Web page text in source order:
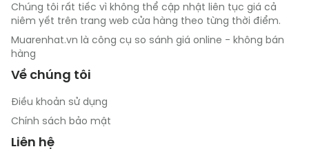
Về chúng tôi
Điều khoản sử dụng
Chính sách bảo mật
Liên hệ
Chúng tôi rất tiếc vì không thể cập nhật liên tục giá cả
niêm yết trên trang web cửa hàng theo từng thời điểm.
Muarenhat.vn là công cụ so sánh giá online - không bán
hàng